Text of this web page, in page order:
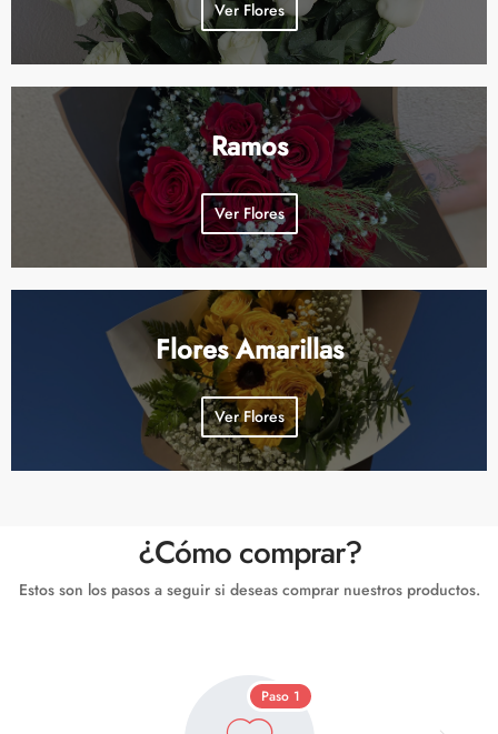
Ver Flores
Ramos
Ver Flores
Flores Amarillas
Ver Flores
¿Cómo comprar?
Estos son los pasos a seguir si deseas comprar nuestros productos.
Paso 1